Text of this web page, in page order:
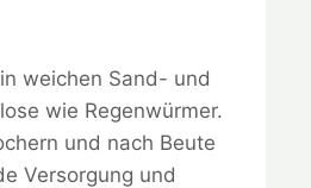
weichen Sand- und
wie Regenwürmer.
und nach Beute
Versorgung und